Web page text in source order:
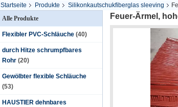
Startseite Produkte Silikonkautschukfiberglas sleeving
Alle Produkte
Flexibler PVC-Schläuche (40)
durch Hitze schrumpfbares
Rohr (20)
Gewölbter flexible Schläuche
(53)
HAUSTIER dehnbares
Feuer-Ärmel,